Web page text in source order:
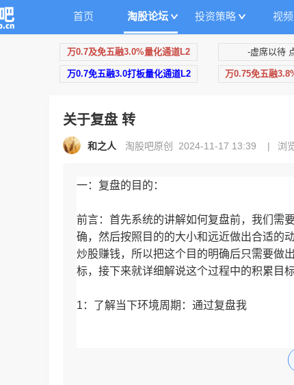
首页 淘股论坛 投资策略 视频
万0.7及免五融3.0%量化通道L2 -虚席以待
万0.7免五融3.0打板量化通道L2 万0.75免五融
关于复盘 转
和之人 淘股吧原创 2024-11-17 13:39 | 浏
一：复盘的目的：
前言：首先系统的讲解如何复盘前，我们需
确，然后按照目的的大小和远近做出合适的
炒股赚钱，所以把这个目的明确后只需要做
标，接下来就详细解说这个过程中的积累目标
1：了解当下环境周期：通过复盘我